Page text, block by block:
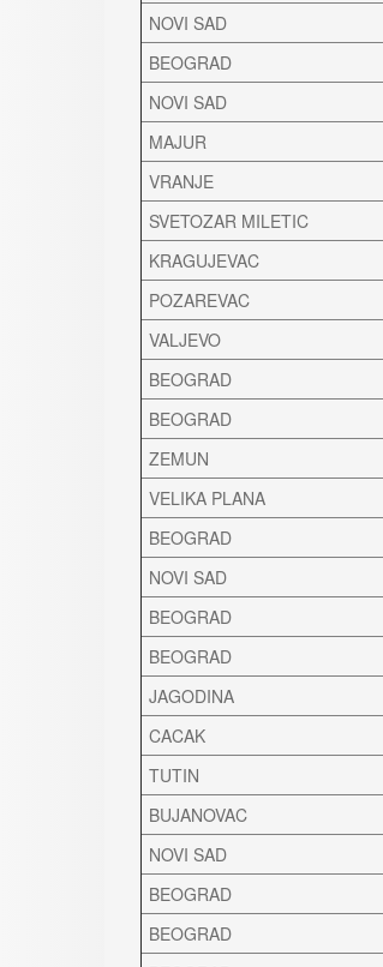
NOVI SAD
BEOGRAD
NOVI SAD
MAJUR
VRANJE
SVETOZAR MILETIC
KRAGUJEVAC
POZAREVAC
VALJEVO
BEOGRAD
BEOGRAD
ZEMUN
VELIKA PLANA
BEOGRAD
NOVI SAD
BEOGRAD
BEOGRAD
JAGODINA
CACAK
TUTIN
BUJANOVAC
NOVI SAD
BEOGRAD
BEOGRAD